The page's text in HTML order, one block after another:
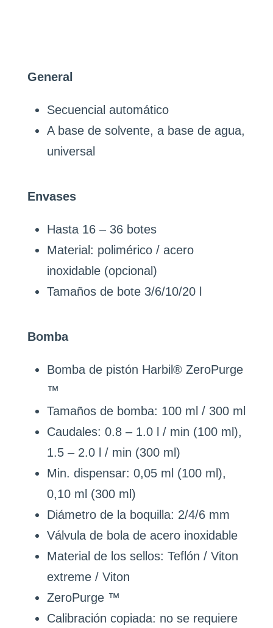
General
Secuencial automático
A base de solvente, a base de agua,
universal
Envases
Hasta 16 – 36 botes
Material: polimérico / acero
inoxidable (opcional)
Tamaños de bote 3/6/10/20 l
Bomba
Bomba de pistón Harbil® ZeroPurge
™
Tamaños de bomba: 100 ml / 300 ml
Caudales: 0.8 – 1.0 l / min (100 ml),
1.5 – 2.0 l / min (300 ml)
Min. dispensar: 0,05 ml (100 ml),
0,10 ml (300 ml)
Diámetro de la boquilla: 2/4/6 mm
Válvula de bola de acero inoxidable
Material de los sellos: Teflón / Viton
extreme / Viton
ZeroPurge ™
Calibración copiada: no se requiere